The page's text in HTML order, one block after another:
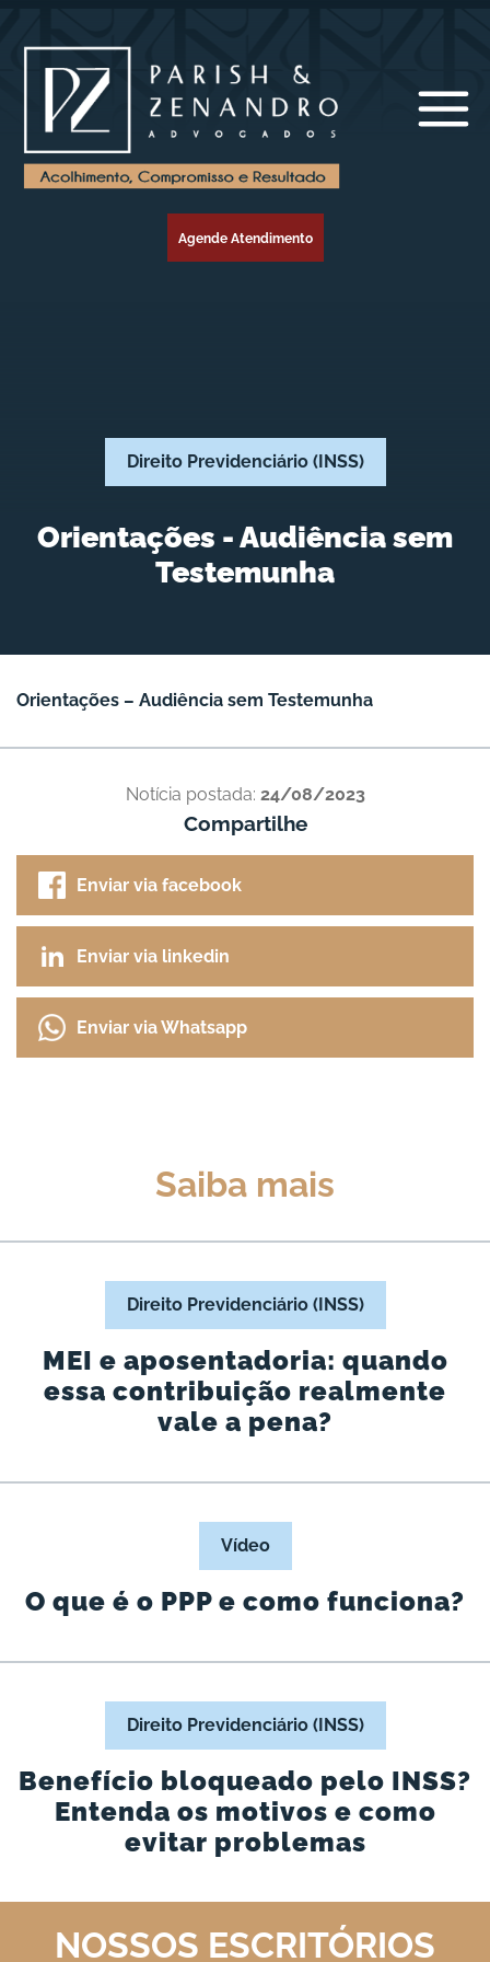
Agende Atendimento
Direito Previdenciário (INSS)
Orientações - Audiência sem
Testemunha
Orientações – Audiência sem Testemunha
Notícia postada: 24/08/2023
Compartilhe
Enviar via facebook
Enviar via linkedin
Enviar via Whatsapp
Saiba mais
Direito Previdenciário (INSS)
MEI e aposentadoria: quando
essa contribuição realmente
vale a pena?
Vídeo
O que é o PPP e como funciona?
Direito Previdenciário (INSS)
Benefício bloqueado pelo INSS?
Entenda os motivos e como
evitar problemas
NOSSOS ESCRITÓRIOS